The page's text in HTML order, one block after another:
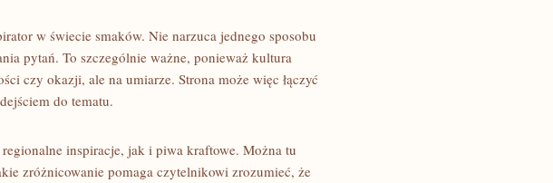
w świecie smaków. Nie narzuca jednego sposobu
pytań. To szczególnie ważne, ponieważ kultura
czy okazji, ale na umiarze. Strona może więc łączyć
do tematu.
inspiracje, jak i piwa kraftowe. Można tu
zróżnicowanie pomaga czytelnikowi zrozumieć, że